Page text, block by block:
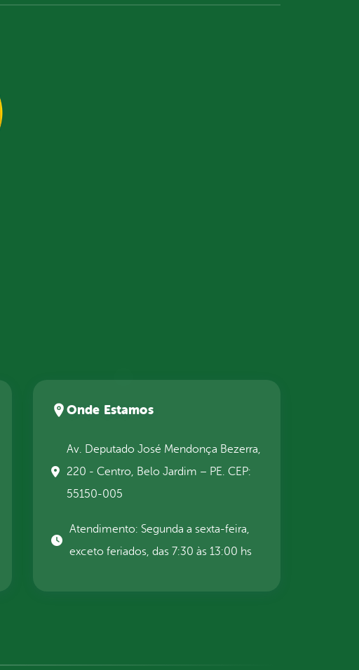
Onde Estamos
Av. Deputado José Mendonça Bezerra,
220 - Centro, Belo Jardim – PE. CEP:
55150-005
Atendimento: Segunda a sexta-feira,
exceto feriados, das 7:30 às 13:00 hs